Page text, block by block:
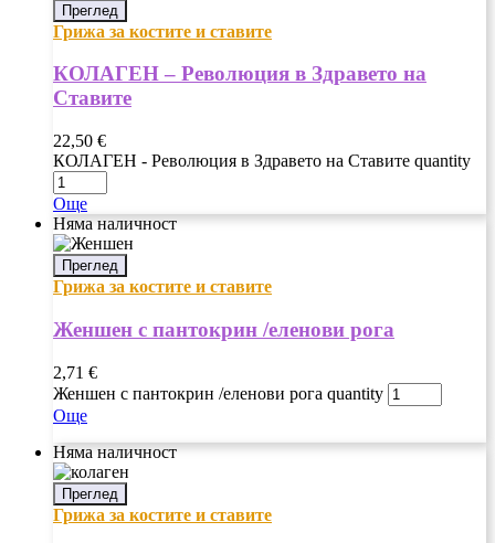
Преглед
Грижа за костите и ставите
КОЛАГЕН – Революция в Здравето на
Ставите
22,50 €
КОЛАГЕН - Революция в Здравето на Ставите quantity
Още
Няма наличност
Преглед
Грижа за костите и ставите
Женшен с пантокрин /еленови рога
2,71 €
Женшен с пантокрин /еленови рога quantity
Още
Няма наличност
Преглед
Грижа за костите и ставите